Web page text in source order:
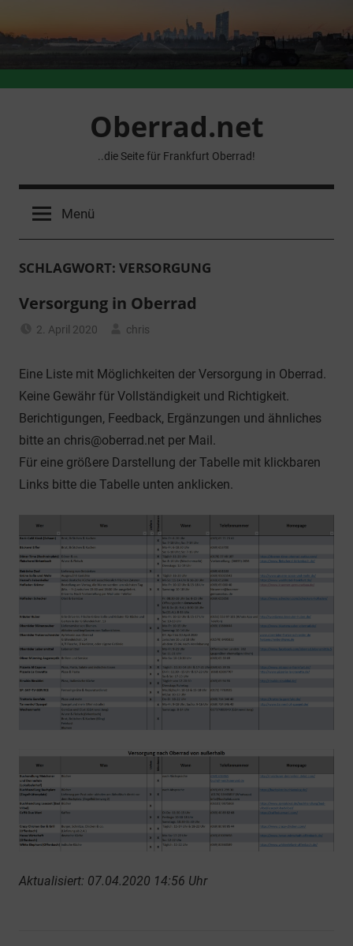
Inhalt
springen
Oberrad.net
..die Seite für Frankfurt Oberrad!
Menü
SCHLAGWORT: VERSORGUNG
Versorgung in Oberrad
2. April 2020
chris
Eine Liste mit Möglichkeiten der Versorgung in Oberrad.
Keine Gewähr für Vollständigkeit und Richtigkeit.
Berichtigungen, Feedback, Ergänzungen und ähnliches
bitte an chris@oberrad.net per Mail.
Für eine größere Darstellung der Tabelle mit klickbaren
Links bitte die Tabelle unten anklicken.
Aktualisiert: 07.04.2020 14:56 Uhr